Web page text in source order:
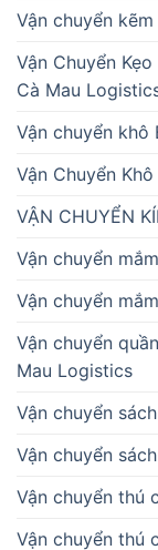
Vận chuyển kẽm
Vận Chuyển
Cà Mau
Vận chuyển khô
Vận Chuyển
VẬN CHUYỂN
Vận chuyển
Vận chuyển
Vận chuyển
Mau Logistics
Vận chuyển sách
Vận chuyển
Vận chuyển thú
Vận chuyển thú